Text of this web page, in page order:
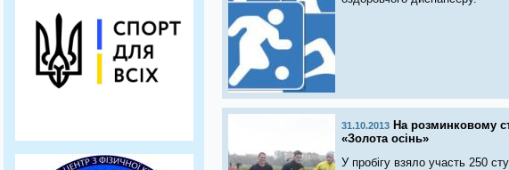
31.10.2013 На розминковому
«Золота осінь»
У пробігу взяло участь 250